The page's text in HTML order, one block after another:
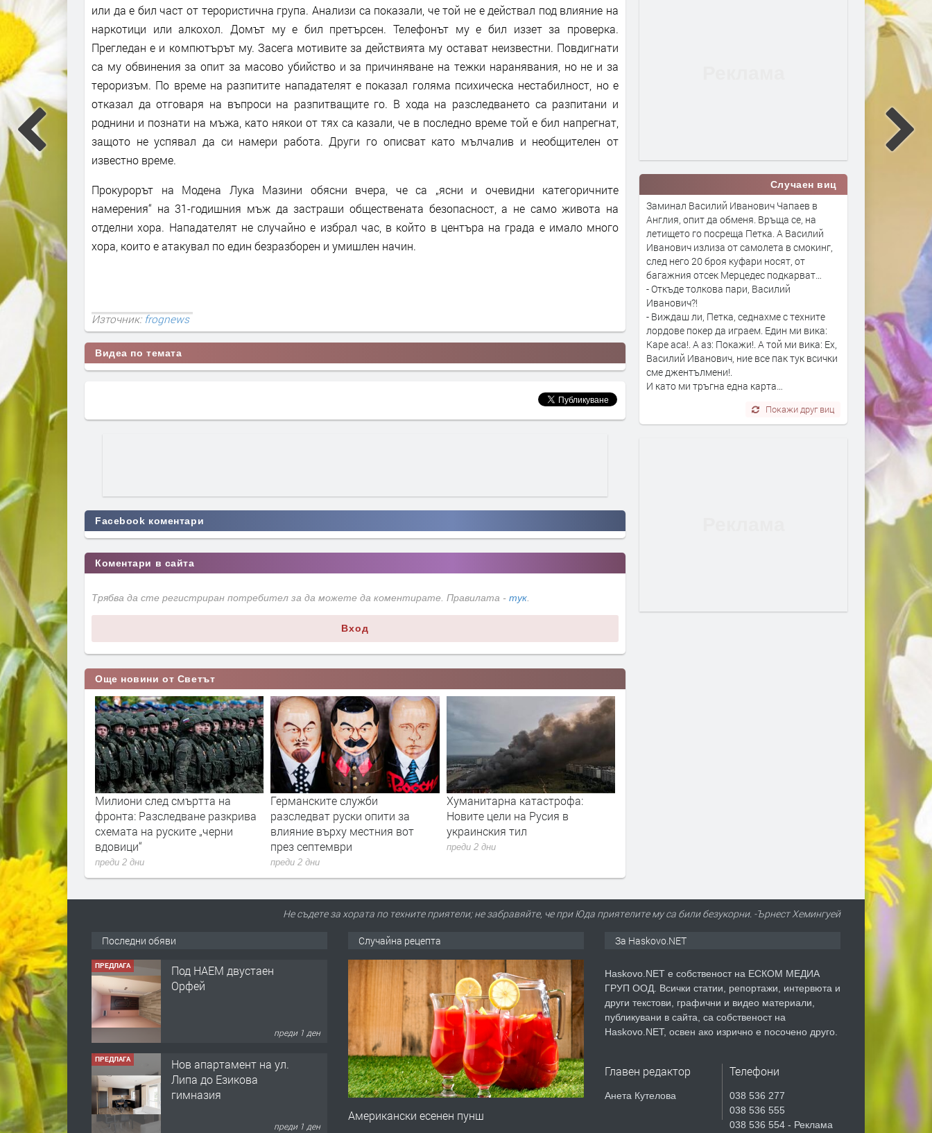
или да е бил част от терористична група. Анализи са показали, че той не е действал под влияние на
наркотици или алкохол. Домът му е бил претърсен. Телефонът му е бил иззет за проверка.
Прегледан е и компютърът му. Засега мотивите за действията му остават неизвестни. Повдигнати
са му обвинения за опит за масово убийство и за причиняване на тежки наранявания, но не и за
тероризъм. По време на разпитите нападателят е показал голяма психическа нестабилност, но е
отказал да отговаря на въпроси на разпитващите го. В хода на разследването са разпитани и
роднини и познати на мъжа, като някои от тях са казали, че в последно време той е бил напрегнат,
защото не успявал да си намери работа. Други го описват като мълчалив и необщителен от
известно време.
Прокурорът на Модена Лука Мазини обясни вчера, че са „ясни и очевидни категоричните
намерения“ на 31-годишния мъж да застраши обществената безопасност, а не само живота на
отделни хора. Нападателят не случайно е избрал час, в който в центъра на града е имало много
хора, които е атакувал по един безразборен и умишлен начин.
Източник:frognews
Видеа по темата
Facebook коментари
Коментари в сайта
Трябва да сте регистриран потребител за да можете да коментирате. Правилата - тук.
Вход
Още новини от Светът
с пожарите
vs.
Милиони след смъртта на
фронта: Разследване разкрива
схемата на руските „черни
вдовици“
преди 2 дни
Германските служби
разследват руски опити за
влияние върху местния вот
през септември
преди 2 дни
Хуманитарна катастрофа:
Новите цели на Русия в
украинския тил
преди 2 дни
Сеута след трагедията:
виновен – Испания,
трафикантите?
Случаен виц
Заминал Василий Иванович Чапаев в
Англия, опит да обменя. Връща се, на
летището го посреща Петка. А Василий
Иванович излиза от самолета в смокинг,
след него 20 броя куфари носят, от
багажния отсек Мерцедес подкарват…
- Откъде толкова пари, Василий
Иванович?!
- Виждаш ли, Петка, седнахме с техните
лордове покер да играем. Един ми вика:
Каре аса!. А аз: Покажи!. А той ми вика: Ех,
Василий Иванович, ние все пак тук всички
сме джентълмени!.
И като ми тръгна една карта…
Покажи друг виц
Не съдете за хората по техните приятели; не забравяйте, че при Юда приятелите му са били безукорни. -Ърнест Хемингуей
Последни обяви
ПРЕДЛАГА
Под НАЕМ двустаен
Орфей
преди 1 ден
ПРЕДЛАГА
Нов апартамент на ул.
Липа до Езикова
гимназия
преди 1 ден
Случайна рецепта
Американски есенен пунш
За Haskovo.NET
Haskovo.NET е собственост на ЕСКОМ МЕДИА
ГРУП ООД. Всички статии, репортажи, интервюта и
други текстови, графични и видео материали,
публикувани в сайта, са собственост на
Haskovo.NET, освен ако изрично е посочено друго.
Главен редактор
Анета Кутелова
Телефони
038 536 277
038 536 555
038 536 554 - Реклама